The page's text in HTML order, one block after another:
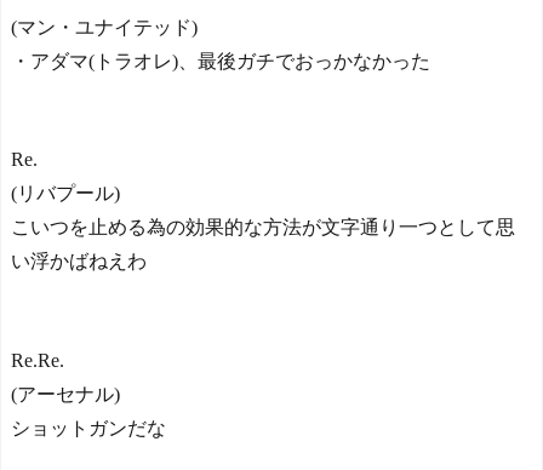
(マン・ユナイテッド)
・アダマ(トラオレ)、最後ガチでおっかなかった
Re.
(リバプール)
こいつを止める為の効果的な方法が文字通り一つとして思
い浮かばねえわ
Re.Re.
(アーセナル)
ショットガンだな